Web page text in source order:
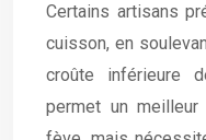
Certains artisans
cuisson, en
croûte inférieure
permet un